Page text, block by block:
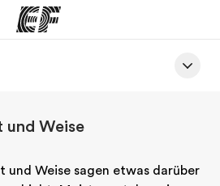
und Weise
und Weise sagen etwas darüber